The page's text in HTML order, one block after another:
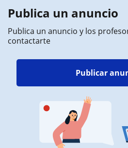
Publica un anuncio
Publica un anuncio y los
contactarte
Publicar